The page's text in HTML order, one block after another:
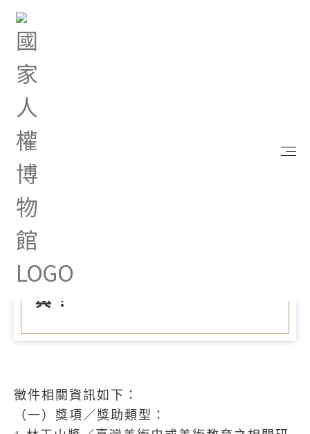
首頁
藝術獎」徵件中，歡迎踴躍參與！
Apr 15, 2025 |
獎助學金：臺展三少年藝術
獎」徵件中，歡迎踴躍參
與！
徵件相關資訊如下：
（一）獎項／獎助類型：